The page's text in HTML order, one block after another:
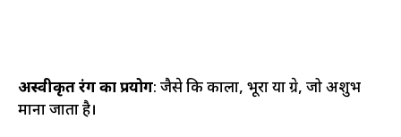
अस्वीकृत रंग का प्रयोग: जैसे कि काला, भूरा या ग्रे, जो अशुभ
माना जाता है।